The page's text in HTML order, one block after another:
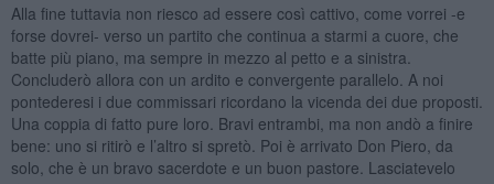
Alla fine tuttavia non riesco ad essere così cattivo, come vorrei -e
forse dovrei- verso un partito che continua a starmi a cuore, che
batte più piano, ma sempre in mezzo al petto e a sinistra.
Concluderò allora con un ardito e convergente parallelo. A noi
pontederesi i due commissari ricordano la vicenda dei due proposti.
Una coppia di fatto pure loro. Bravi entrambi, ma non andò a finire
bene: uno si ritirò e l’altro si spretò. Poi è arrivato Don Piero, da
solo, che è un bravo sacerdote e un buon pastore. Lasciatevelo